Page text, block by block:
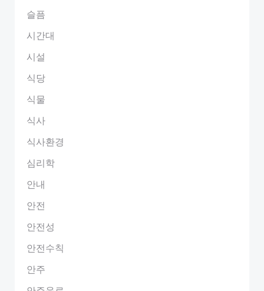
슬픔
시간대
시설
식당
식물
식사
식사환경
심리학
안내
안전
안전성
안전수칙
안주